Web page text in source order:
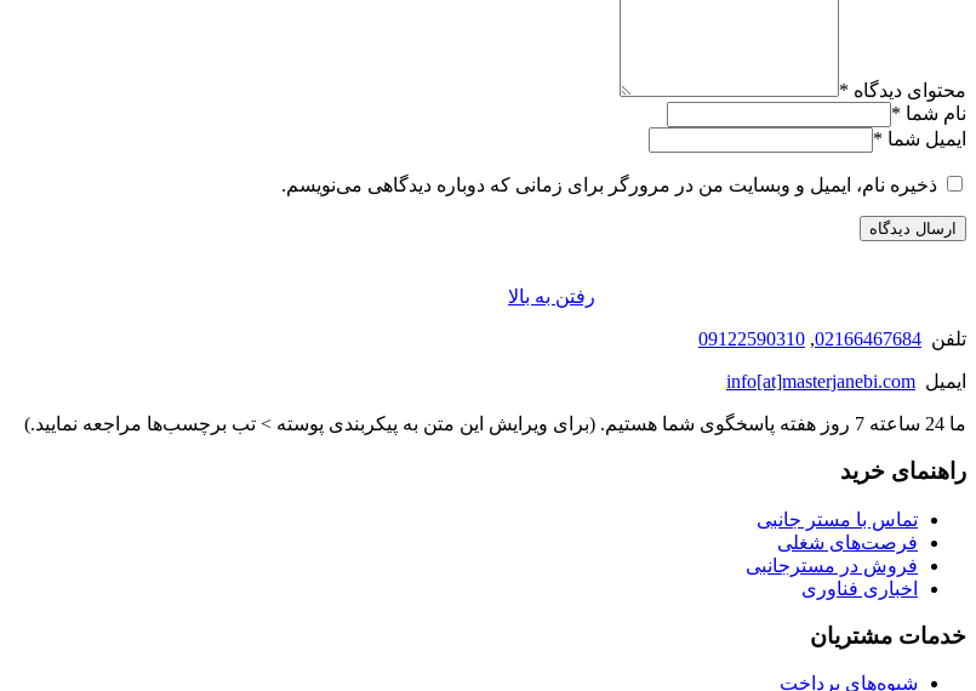
محتوای دیدگاه *
نام شما *
ایمیل شما *
ذخیره نام، ایمیل و وبسایت من در مرورگر برای زمانی که دوباره دیدگاهی می‌نویسم.
رفتن به بالا
تلفن 02166467684
,
09122590310
ایمیل info[at]masterjanebi.com
ما 24 ساعته 7 روز هفته پاسخگوی شما هستیم. (برای ویرایش این متن به پیکربندی پوسته > تب برچسب‌ها مراجعه نمایید.)
راهنمای خرید
تماس با مستر جانبی
فرصت‌های شغلی
فروش در مسترجانبی
اخباری فناوری
خدمات مشتریان
شیوه‌های پرداخت